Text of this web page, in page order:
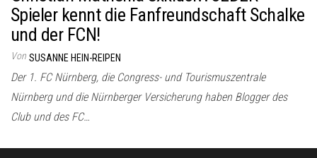
Spieler kennt die Fanfreundschaft Schalke
und der FCN!
Von SUSANNE HEIN-REIPEN
Der 1. FC Nürnberg, die Congress- und Tourismuszentrale
Nürnberg und die Nürnberger Versicherung haben Blogger des
Club und des FC…